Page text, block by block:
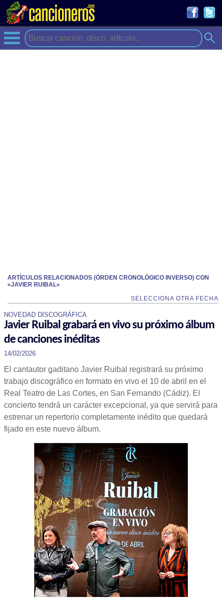
ARTÍCULOS RELACIONADOS (ÓRDEN CRONOLÓGICO INVERSO) CON
«JAVIER RUIBAL»
SELECCIONA OTRA FECHA
NOVEDAD DISCOGRÁFICA
Javier Ruibal grabará en vivo su próximo álbum
de canciones inéditas
14/02/2026
El cantautor gaditano Javier Ruibal registrará su próximo
trabajo discográfico en formato en vivo el 10 de abril en el
Real Teatro de Las Cortes, en San Fernando (Cádiz). El
concierto tendrá un carácter excepcional, ya que servirá para
estrenar un repertorio completamente inédito que quedará
fijado en este nuevo álbum.